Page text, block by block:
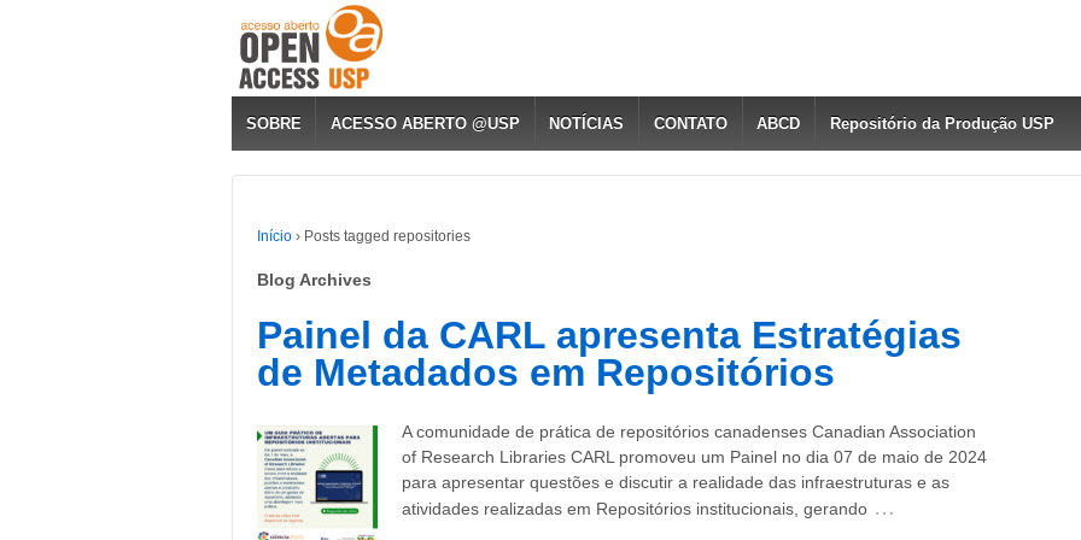
SOBRE ACESSO ABERTO @USP NOTÍCIAS CONTATO ABCD Repositório da Produção USP
Início › Posts tagged repositories
Blog Archives
Painel da CARL apresenta Estratégias
de Metadados em Repositórios
A comunidade de prática de repositórios canadenses Canadian Association
of Research Libraries CARL promoveu um Painel no dia 07 de maio de 2024
para apresentar questões e discutir a realidade das infraestruturas e as
atividades realizadas em Repositórios institucionais, gerando …